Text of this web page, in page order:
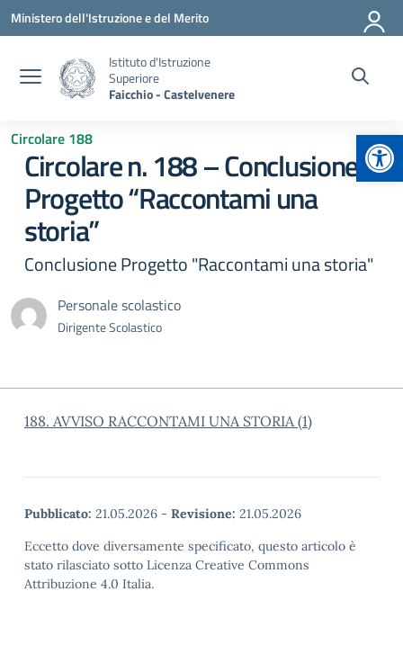
Vai ai contenuti
Vai al menu di navigazione
Vai al footer
Ministero dell'Istruzione e del Merito
Istituto d'Istruzione
Superiore
Faicchio - Castelvenere
Circolare 188
Circolare n. 188 – Conclusione
Progetto “Raccontami una
storia”
Conclusione Progetto "Raccontami una storia"
Personale scolastico
Dirigente Scolastico
188. AVVISO RACCONTAMI UNA STORIA (1)
Pubblicato: 21.05.2026 - Revisione: 21.05.2026
Eccetto dove diversamente specificato, questo articolo è
stato rilasciato sotto Licenza Creative Commons
Attribuzione 4.0 Italia.